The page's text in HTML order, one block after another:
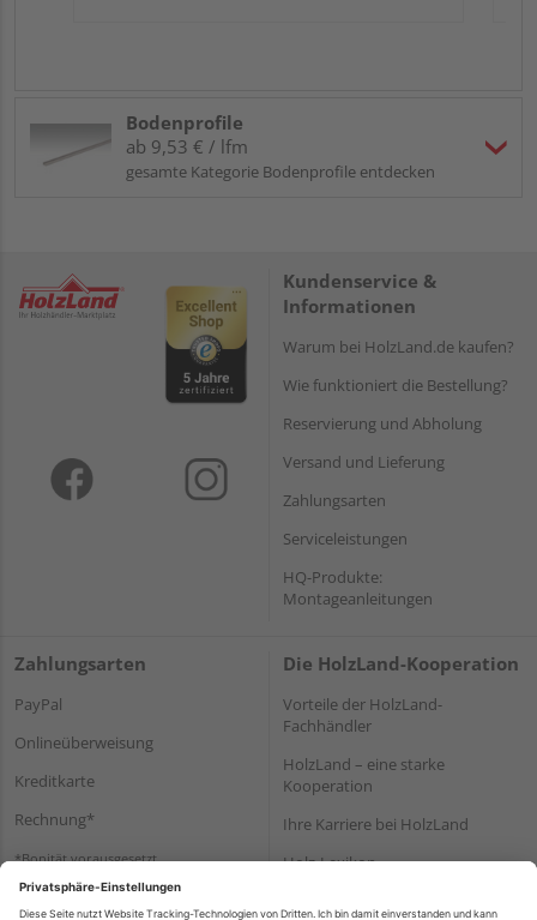
Bodenprofile
ab 9,53 € / lfm
gesamte Kategorie Bodenprofile entdecken
Kundenservice &
Informationen
Warum bei HolzLand.de kaufen?
Wie funktioniert die Bestellung?
Reservierung und Abholung
Versand und Lieferung
Zahlungsarten
Serviceleistungen
HQ-Produkte:
Montageanleitungen
Zahlungsarten
PayPal
Onlineüberweisung
Kreditkarte
Rechnung*
*Bonität vorausgesetzt
Die HolzLand-Kooperation
Vorteile der HolzLand-
Fachhändler
HolzLand – eine starke
Kooperation
Ihre Karriere bei HolzLand
Holz-Lexikon